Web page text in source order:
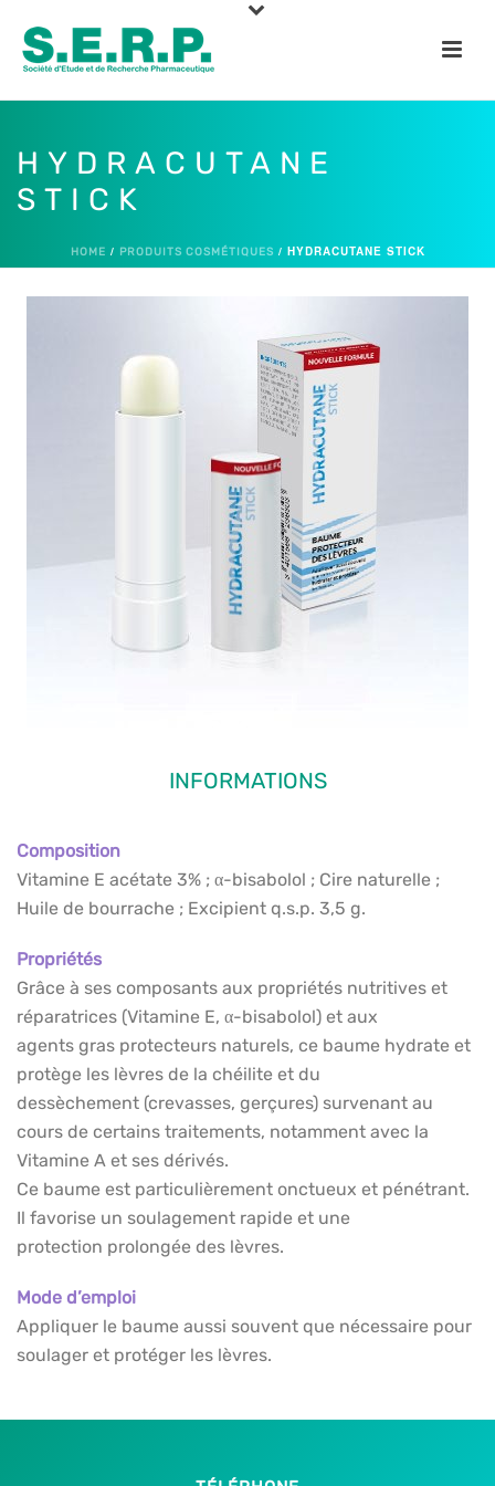
HYDRACUTANE
STICK
HOME / PRODUITS COSMÉTIQUES / HYDRACUTANE STICK
INFORMATIONS
Composition
Vitamine E acétate 3% ; α-bisabolol ; Cire naturelle ;
Huile de bourrache ; Excipient q.s.p. 3,5 g.
Propriétés
Grâce à ses composants aux propriétés nutritives et
réparatrices (Vitamine E, α-bisabolol) et aux
agents gras protecteurs naturels, ce baume hydrate et
protège les lèvres de la chéilite et du
dessèchement (crevasses, gerçures) survenant au
cours de certains traitements, notamment avec la
Vitamine A et ses dérivés.
Ce baume est particulièrement onctueux et pénétrant.
Il favorise un soulagement rapide et une
protection prolongée des lèvres.
Mode d’emploi
Appliquer le baume aussi souvent que nécessaire pour
soulager et protéger les lèvres.